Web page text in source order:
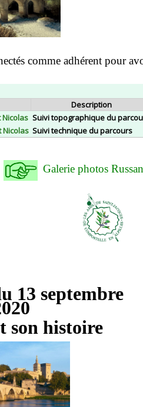
comme adhérent pour
Description
Nicolas Suivi topographique du
Nicolas Suivi technique du parcours
Galerie photos
13 septembre
son histoire